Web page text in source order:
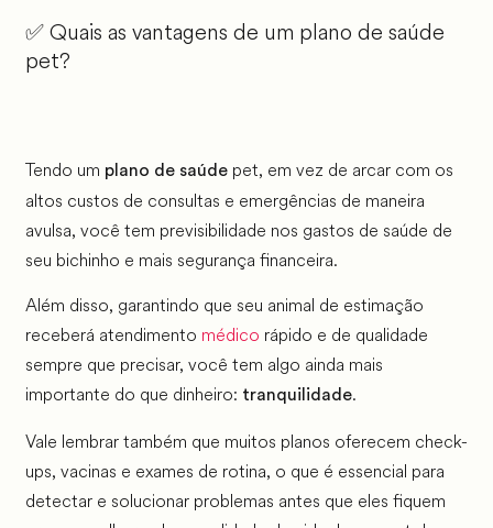
✅ Quais as vantagens de um plano de saúde
pet?
Tendo um plano de saúdepet, em vez de arcar com os
altos custos de consultas e emergências de maneira
avulsa, você tem previsibilidade nos gastos de saúde de
seu bichinho e mais segurança financeira.
Além disso, garantindo que seu animal de estimação
receberá atendimento médico rápido e de qualidade
sempre que precisar, você tem algo ainda mais
importante do que dinheiro: tranquilidade.
Vale lembrar também que muitos planos oferecem check-
ups, vacinas e exames de rotina, o que é essencial para
detectar e solucionar problemas antes que eles fiquem